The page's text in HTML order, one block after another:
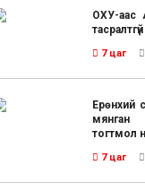
ОХУ-аас
7 цаг
Ерөнхий
мянган
тогтмол
7 цаг